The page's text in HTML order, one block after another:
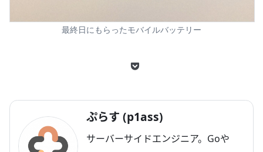
最終日にもらったモバイルバッテリー
ぷらす (p1ass)
サーバーサイドエンジニア。Goや